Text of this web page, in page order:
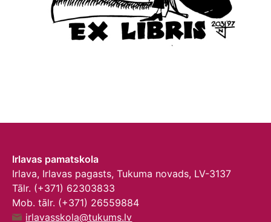
Irlavas pamatskola
Irlava, Irlavas pagasts, Tukuma novads, LV-3137
Tālr. (+371) 62303833
Mob. tālr. (+371) 26559884
irlavasskola@tukums.lv